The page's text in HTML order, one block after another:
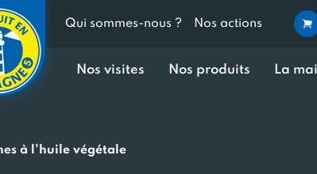
Qui sommes-nous ? Nos actions
Nos visites Nos produits La
à l’huile végétale